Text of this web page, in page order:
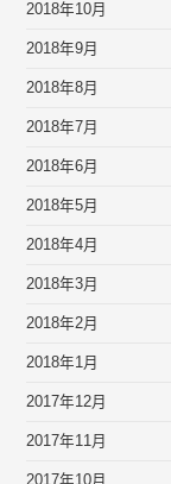
2018年10月
2018年9月
2018年8月
2018年7月
2018年6月
2018年5月
2018年4月
2018年3月
2018年2月
2018年1月
2017年12月
2017年11月
2017年10月